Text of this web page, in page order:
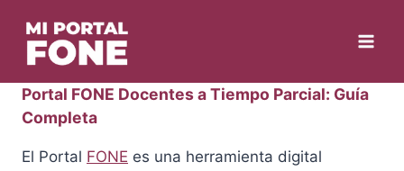
content
Portal FONE Docentes a Tiempo Parcial: Guía
Completa
El Portal FONE es una herramienta digital